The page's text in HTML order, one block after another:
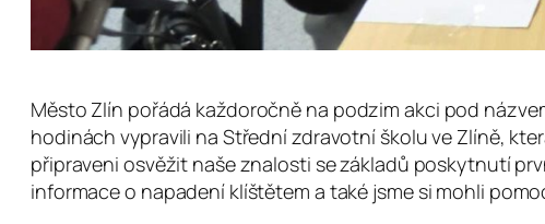
Město Zlín pořádá každoročně na podzim akci pod
hodinách vypravili na Střední zdravotní školu ve Zlíně,
připraveni osvěžit naše znalosti se základů poskytnutí
informace o napadení klíštětem a také jsme si mohli